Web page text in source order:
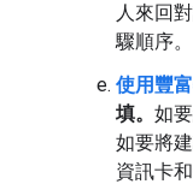
人來回
驟順序。
使用豐
填。 如
如要將
資訊卡